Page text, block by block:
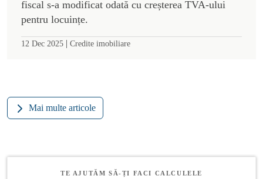
fiscal s-a modificat odată cu creșterea TVA-ului
pentru locuințe.
12 Dec 2025 | Credite imobiliare
Mai multe articole
TE AJUTĂM SĂ-ȚI FACI CALCULELE